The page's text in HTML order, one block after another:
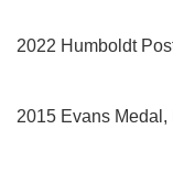
2022 Humboldt
2015 Evans